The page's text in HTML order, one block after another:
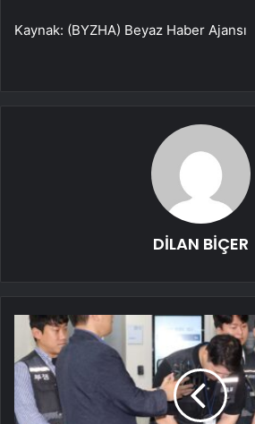
Kaynak: (BYZHA) Beyaz Haber Ajansı
DİLAN BİÇER